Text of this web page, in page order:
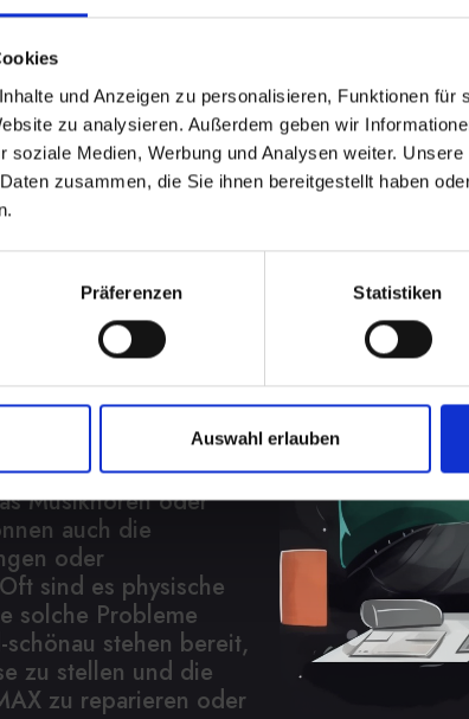
und Anzeigen zu personalisieren, Funktionen für
zu analysieren. Außerdem geben wir
soziale Medien, Werbung und Analysen weiter.
zusammen, die Sie ihnen bereitgestellt haben
Präferenzen Statistiken
Auswahl erlauben
11-
von verzerrtem
reichen. Diese
Musikhören oder
auch die
oder
sind es physische
solche Probleme
stehen bereit,
zu stellen und die
zu reparieren oder